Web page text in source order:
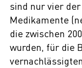
sind nur vier der
Medikamente
die zwischen
wurden, für die